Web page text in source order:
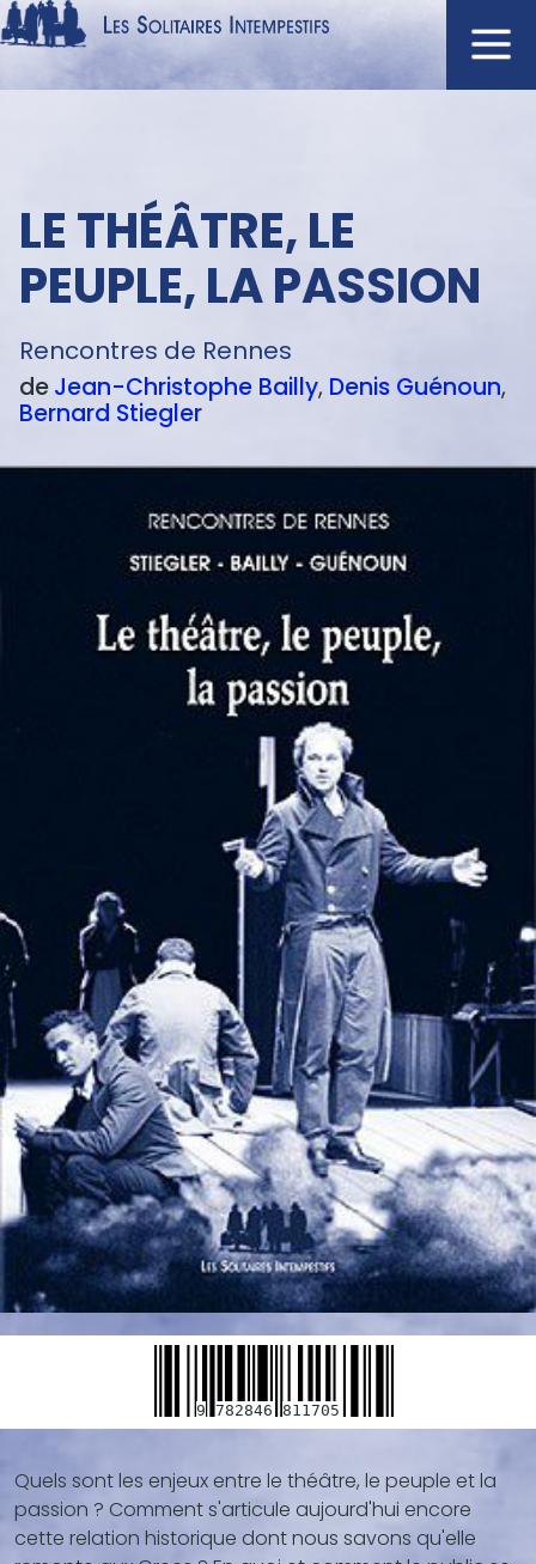
Aller
au
principal
Navigation
NOUVEAUTÉS
AUTEURS
À L'AFFICHE
CATALOGUE
DISTINCTIONS
CRITIQUES
PODCASTS
texte
LE THÉÂTRE, LE
PEUPLE, LA PASSION
Rencontres de Rennes
deJean-Christophe Bailly Denis Guénoun
Bernard Stiegler
9 782846 811705
Blocs
de
contenu
Quels sont les enjeux entre le théâtre, le peuple et la
passion ? Comment s'articule aujourd'hui encore
cette relation historique dont nous savons qu'elle